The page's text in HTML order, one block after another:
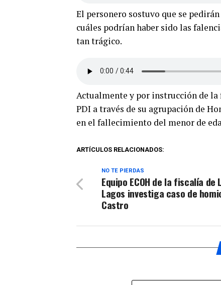
El personero sostuvo que se
cuáles podrían haber sido las
tan trágico.
Actualmente y por instrucción de
PDI a través de su agrupación de
en el fallecimiento del menor de
ARTÍCULOS RELACIONADOS:
NO TE PIERDAS
Equipo ECOH de la fiscalía de
Lagos investiga caso de
Castro